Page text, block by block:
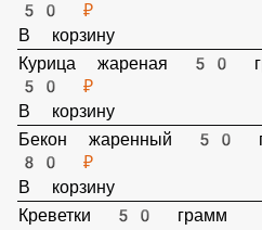
Соус карри (полить)
50 ₽
В корзину
Соус тирияке (полить)
50 ₽
В корзину